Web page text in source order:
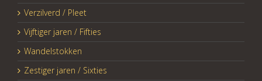
Verzilverd / Pleet
Vijftiger jaren / Fifties
Wandelstokken
Zestiger jaren / Sixties